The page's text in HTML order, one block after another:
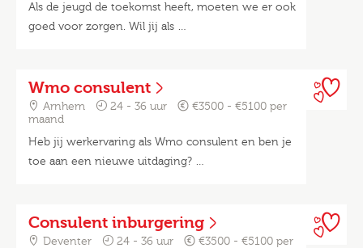
Als de jeugd de toekomst heeft, moeten we er ook
goed voor zorgen. Wil jij als …
Wmo consulent
Arnhem 24 - 36 uur
€3500 - €5100 per
maand
Heb jij werkervaring als Wmo consulent en ben je
toe aan een nieuwe uitdaging? …
Consulent inburgering
Deventer 24 - 36 uur €3500 - €5100 per